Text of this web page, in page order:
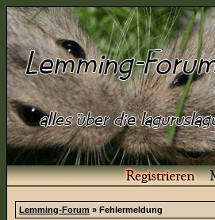
Lemming-Forum » Fehlermeldung